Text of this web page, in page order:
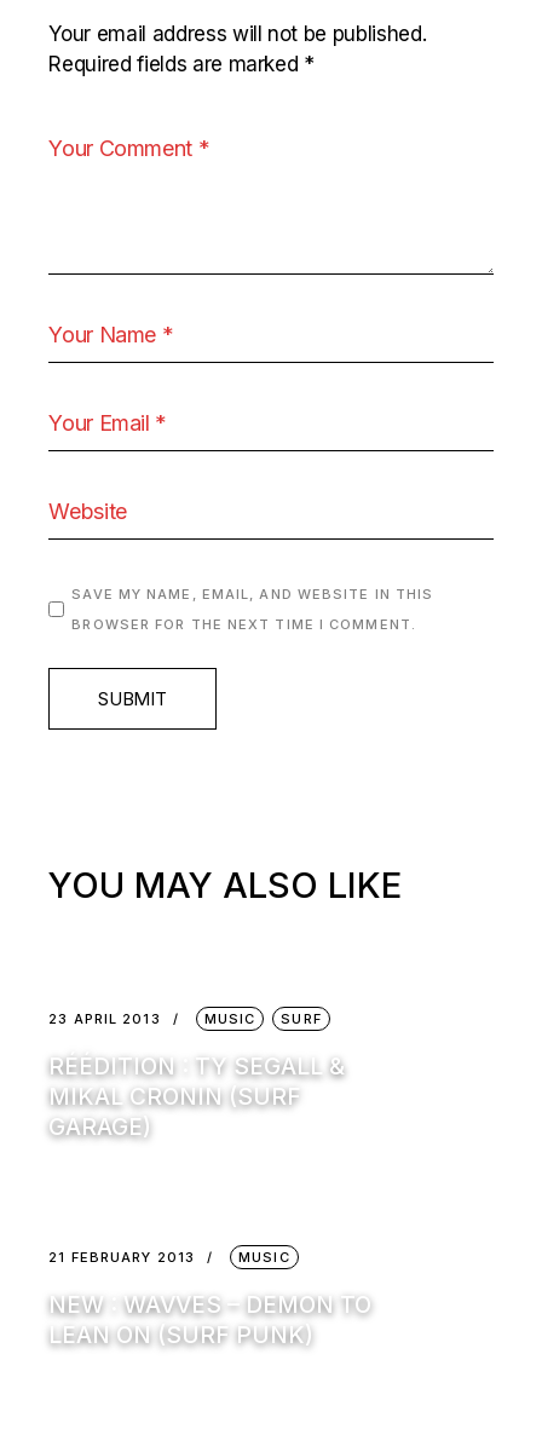
Your email address will not be published.
Required fields are marked *
SAVE MY NAME, EMAIL, AND WEBSITE IN THIS
BROWSER FOR THE NEXT TIME I COMMENT.
SUBMIT
YOU MAY ALSO LIKE
23 APRIL 2013 MUSIC SURF
RÉÉDITION : TY SEGALL &
MIKAL CRONIN (SURF
GARAGE)
21 FEBRUARY 2013 MUSIC
NEW : WAVVES – DEMON TO
LEAN ON (SURF PUNK)